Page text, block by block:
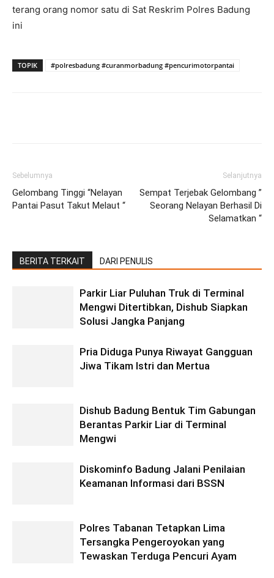
terang orang nomor satu di Sat Reskrim Polres Badung
ini
TOPIK #polresbadung #curanmorbadung #pencurimotorpantai
Sebelumnya
Gelombang Tinggi “Nelayan
Pantai Pasut Takut Melaut “
Selanjutnya
Sempat Terjebak Gelombang ”
Seorang Nelayan Berhasil Di
Selamatkan “
BERITA TERKAIT DARI PENULIS
Parkir Liar Puluhan Truk di Terminal
Mengwi Ditertibkan, Dishub Siapkan
Solusi Jangka Panjang
Pria Diduga Punya Riwayat Gangguan
Jiwa Tikam Istri dan Mertua
Dishub Badung Bentuk Tim Gabungan
Berantas Parkir Liar di Terminal
Mengwi
Diskominfo Badung Jalani Penilaian
Keamanan Informasi dari BSSN
Polres Tabanan Tetapkan Lima
Tersangka Pengeroyokan yang
Tewaskan Terduga Pencuri Ayam